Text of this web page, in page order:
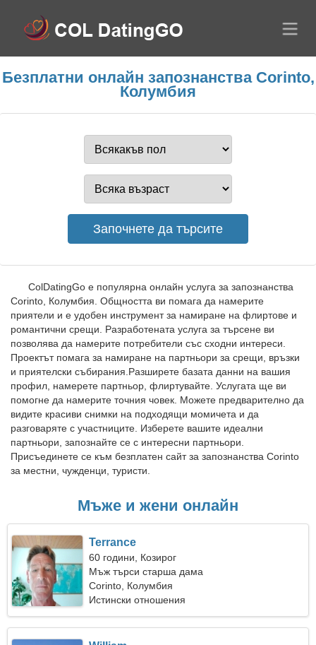
Безплатни онлайн запознанства Corinto,
Колумбия
ColDatingGo е популярна онлайн услуга за запознанства
Corinto, Колумбия. Общността ви помага да намерите
приятели и е удобен инструмент за намиране на флиртове и
романтични срещи. Разработената услуга за търсене ви
позволява да намерите потребители със сходни интереси.
Проектът помага за намиране на партньори за срещи, връзки
и приятелски събирания.Разширете базата данни на вашия
профил, намерете партньор, флиртувайте. Услугата ще ви
помогне да намерите точния човек. Можете предварително да
видите красиви снимки на подходящи момичета и да
разговаряте с участниците. Изберете вашите идеални
партньори, запознайте се с интересни партньори.
Присъединете се към безплатен сайт за запознанства Corinto
за местни, чужденци, туристи.
Мъже и жени онлайн
Terrance
60 години, Козирог
Мъж търси старша дама
Corinto, Колумбия
Истински отношения